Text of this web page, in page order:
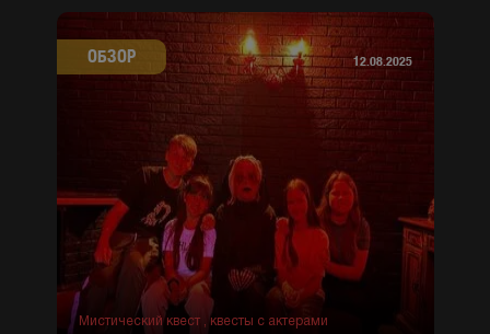
ОБЗОР 12.08.2025
Мистический квест , квесты с актерами